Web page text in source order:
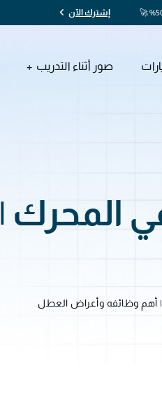
إشترك الآن
صور أثناء التدريب
المحرك |
وظائفه وأعراض العطل